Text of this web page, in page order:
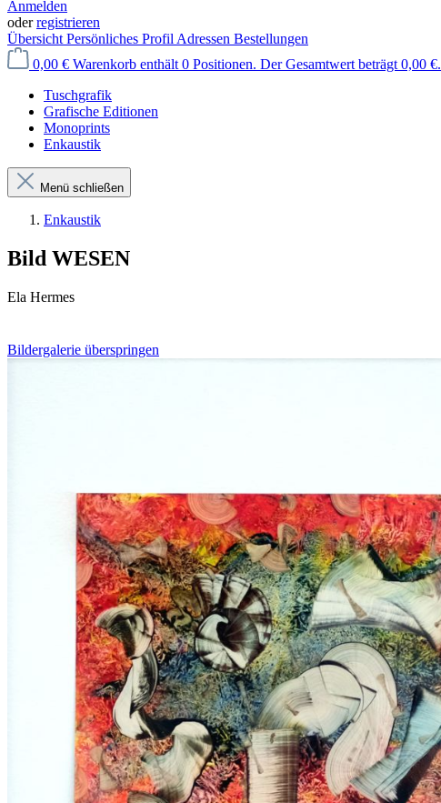
Anmelden
oderregistrieren
Übersicht Persönliches Profil Adressen Bestellungen
0,00 € Warenkorb enthält 0 Positionen. Der Gesamtwert beträgt 0,00 €.
Tuschgrafik
Grafische Editionen
Monoprints
Enkaustik
Menü schließen
Enkaustik
Bild WESEN
Ela Hermes
Bildergalerie überspringen